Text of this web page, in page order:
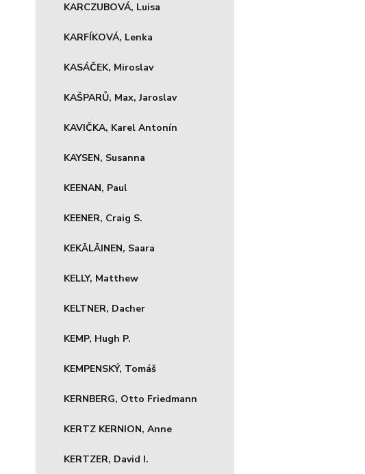
KARCZUBOVÁ, Luisa
KARFÍKOVÁ, Lenka
KASÁČEK, Miroslav
KAŠPARŮ, Max, Jaroslav
KAVIČKA, Karel Antonín
KAYSEN, Susanna
KEENAN, Paul
KEENER, Craig S.
KEKÄLÄINEN, Saara
KELLY, Matthew
KELTNER, Dacher
KEMP, Hugh P.
KEMPENSKÝ, Tomáš
KERNBERG, Otto Friedmann
KERTZ KERNION, Anne
KERTZER, David I.